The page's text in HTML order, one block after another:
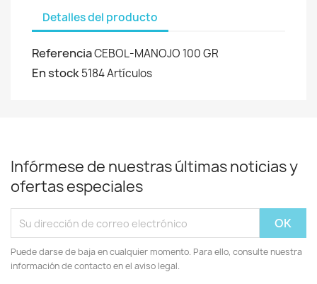
Detalles del producto
ReferenciaCEBOL-MANOJO 100 GR
En stock5184 Artículos
Infórmese de nuestras últimas noticias y
ofertas especiales
Puede darse de baja en cualquier momento. Para ello, consulte nuestra
información de contacto en el aviso legal.